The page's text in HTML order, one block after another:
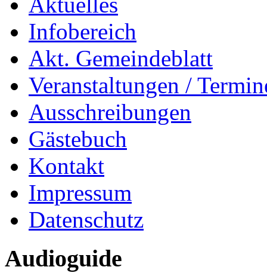
Infobereich
Akt. Gemeindeblatt
Veranstaltungen /
Ausschreibungen
Gästebuch
Kontakt
Impressum
Datenschutz
Audioguide